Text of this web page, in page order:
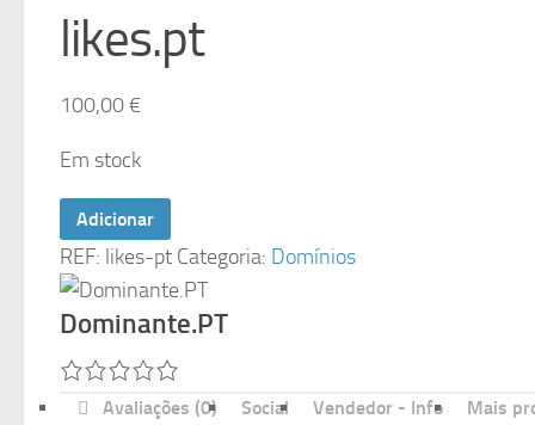
likes.pt
100,00€
Em stock
Quantidade
de
likes.pt
Adicionar
REF: likes-pt Categoria: Domínios
Dominante.PT
Avaliações (0) Social Vendedor - Info Mais